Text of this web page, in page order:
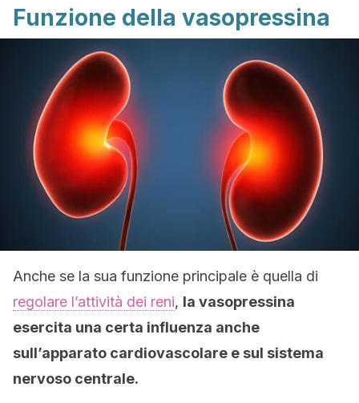
Funzione della vasopressina
Anche se la sua funzione principale è quella di
regolare l’attività dei reni, la vasopressina
esercita una certa influenza anche
sull’apparato cardiovascolare e sul sistema
nervoso centrale.